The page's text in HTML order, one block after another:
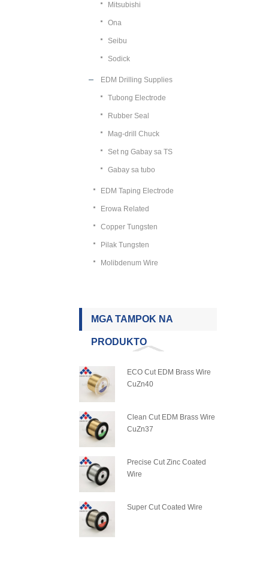
Mitsubishi
Ona
Seibu
Sodick
EDM Drilling Supplies
Tubong Electrode
Rubber Seal
Mag-drill Chuck
Set ng Gabay sa TS
Gabay sa tubo
EDM Taping Electrode
Erowa Related
Copper Tungsten
Pilak Tungsten
Molibdenum Wire
MGA TAMPOK NA
PRODUKTO
ECO Cut EDM Brass Wire
CuZn40
Clean Cut EDM Brass Wire
CuZn37
Precise Cut Zinc Coated
Wire
Super Cut Coated Wire